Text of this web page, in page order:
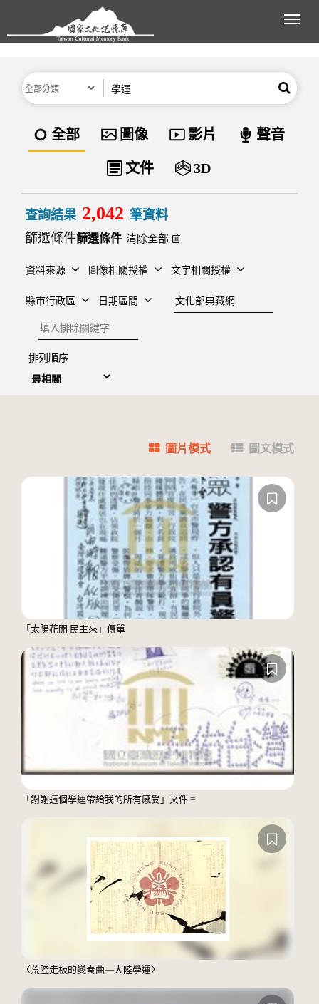
跳到主要內容區塊
展
分類 搜尋
資料類型
全部 圖像 影片 聲音
文件 3D
查詢結果 2,042 筆資料
篩選條件
清除全部
資料來源 圖像相關授權 文字相關授權
縣市行政區 日期區間
建檔單位
排除關鍵字
排列順序
圖片模式 圖文模式
「太陽花開 民主來」傳單
「謝謝這個學運帶給我的所有感受」文件 =
〈荒腔走板的變奏曲—大陸學運〉